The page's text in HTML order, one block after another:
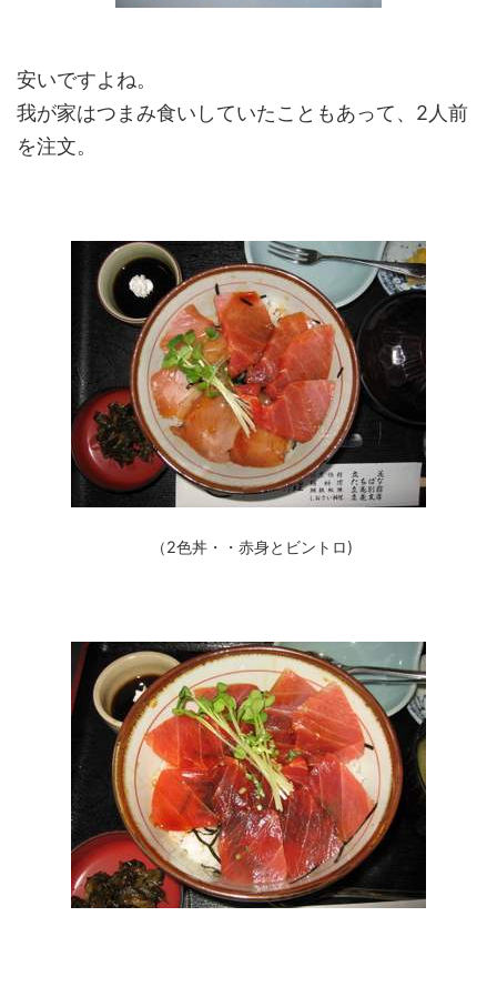
安いですよね。
我が家はつまみ食いしていたこともあって、2人前
を注文。
（2色丼・・赤身とビントロ)